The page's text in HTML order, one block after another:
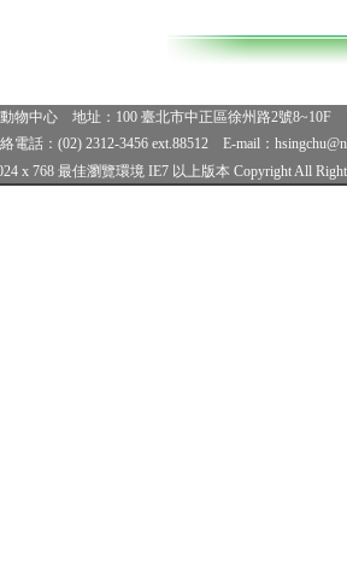
物中心 地址：100 臺北市中正區徐州路2號8~10F
話：(02) 2312-3456 ext.88512 E-mail：
x 768 最佳瀏覽環境 IE7 以上版本 Copyright All